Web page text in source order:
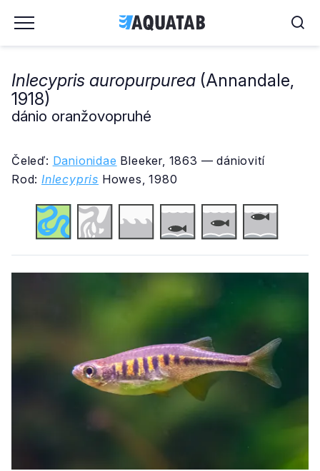
Inlecypris auropurpurea (Annandale,
1918)
dánio oranžovopruhé
Čeleď: Danionidae Bleeker, 1863 — dániovití
Rod: Inlecypris Howes, 1980